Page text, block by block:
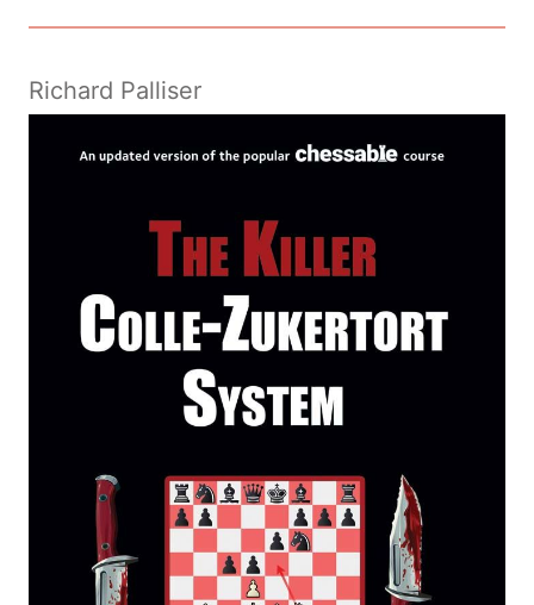
Richard Palliser